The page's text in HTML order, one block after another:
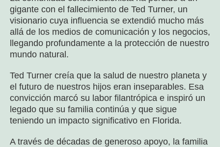
gigante con el fallecimiento de Ted Turner, un
visionario cuya influencia se extendió mucho más
allá de los medios de comunicación y los negocios,
llegando profundamente a la protección de nuestro
mundo natural.
Ted Turner creía que la salud de nuestro planeta y
el futuro de nuestros hijos eran inseparables. Esa
convicción marcó su labor filantrópica e inspiró un
legado que su familia continúa y que sigue
teniendo un impacto significativo en Florida.
A través de décadas de generoso apoyo, la familia